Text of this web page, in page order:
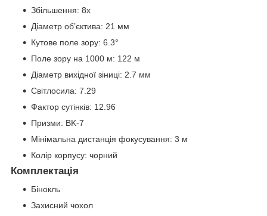
Збільшення: 8x
Діаметр об’єктива: 21 мм
Кутове поле зору: 6.3°
Поле зору на 1000 м: 122 м
Діаметр вихідної зіниці: 2.7 мм
Світлосила: 7.29
Фактор сутінків: 12.96
Призми: BK-7
Мінімальна дистанція фокусування: 3 м
Колір корпусу: чорний
Комплектація
Бінокль
Захисний чохол